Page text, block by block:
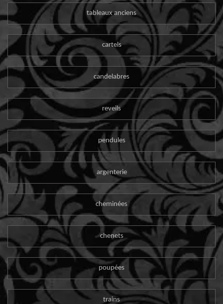
tableaux anciens
cartels
candelabres
reveils
pendules
argenterie
cheminées
chenets
poupées
trains